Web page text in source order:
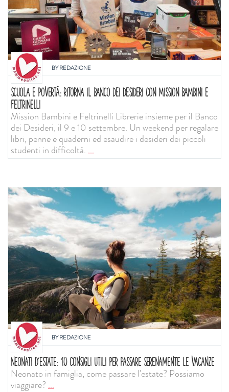
BYREDAZIONE
SCUOLA E POVERTÀ: RITORNA IL BANCO DEI DESIDERI CON MISSION BAMBINI E
FELTRINELLI
Mission Bambini e Feltrinelli Librerie insieme per il Banco
dei Desideri, il 9 e 10 settembre. Un weekend per regalare
libri, penne e quaderni ed esaudire i desideri dei piccoli
studenti in difficoltà....
BYREDAZIONE
NEONATI D'ESTATE: 10 CONSIGLI UTILI PER PASSARE SERENAMENTE LE VACANZE
Neonato in famiglia, come passare l'estate? Possiamo
viaggiare?...